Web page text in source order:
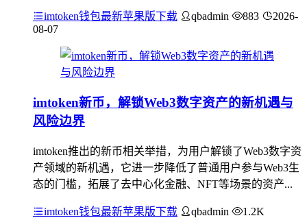
imtoken钱包最新苹果版下载 qbadmin 883
2026-
08-07
imtoken新币，解锁Web3数字资产的新机遇与
风险边界
imtoken推出的新币相关举措，为用户解锁了Web3数字资
产领域的新机遇，它进一步降低了普通用户参与Web3生
态的门槛，拓展了去中心化金融、NFT等场景的资产...
imtoken钱包最新苹果版下载 qbadmin
1.2K